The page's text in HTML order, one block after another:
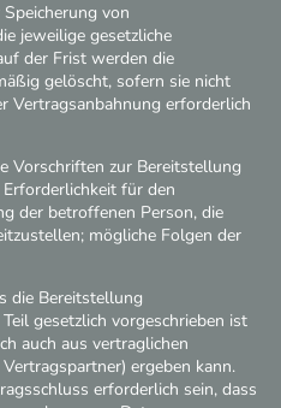
von
jeweilige gesetzliche
der Frist werden die
gelöscht, sofern sie nicht
Vertragsanbahnung erforderlich
Vorschriften zur Bereitstellung
für den
der betroffenen Person, die
mögliche Folgen der
die Bereitstellung
gesetzlich vorgeschrieben ist
auch aus vertraglichen
ergeben kann.
erforderlich sein, dass